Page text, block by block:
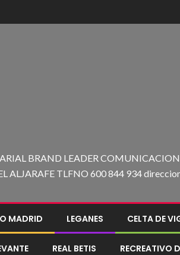
BRAND LEADER
ALJARAFE TLFNO 600 844 934
MADRID LEGANES CELTA DE
REAL BETIS RECREATIVO